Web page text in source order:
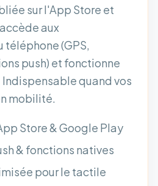
sur l'App Store et
aux
(GPS,
push) et fonctionne
quand vos
mobilité.
Store & Google Play
& fonctions natives
pour le tactile